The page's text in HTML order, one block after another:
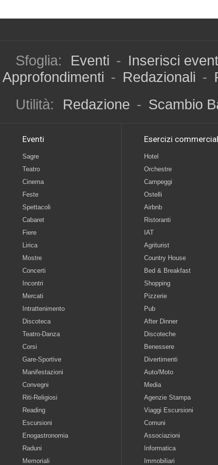
Sfoglia: Eventi - Inserisci
Approfondimenti - Redazionali -
Utilità:
Redazione - Scambio
Eventi
Sagre
Teatro
Cinema
Feste
Spettacoli
Cabaret
Fiere
Lirica
Mostre
Concerti
Incontri
Mercati
Intrattenimento
Discoteca
Teatro-Danza
Corsi
Gare-Sportive
Manifestazioni
Convegni
Riti-Religiosi
Reading
Escursioni
Enogastronomia
Raduni
Memoriali
Esercizi
Hotel
Orchestre
Campeggi
Ostelli
Airbnb
Ristoranti
IAT
Agriturist
Country House
Bed & Breakfast
Shopping
Pizzerie
Pub
After Dinner
Discoteche
Benessere
Divertimenti
Auto/Moto
Media
Agenzie Stampa
Viaggi Escursioni
Comuni
Associazioni
Informatica
Immobiliari